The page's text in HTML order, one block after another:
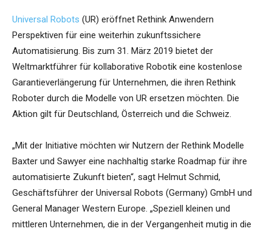
Universal Robots (UR) eröffnet Rethink Anwendern
Perspektiven für eine weiterhin zukunftssichere
Automatisierung. Bis zum 31. März 2019 bietet der
Weltmarktführer für kollaborative Robotik eine kostenlose
Garantieverlängerung für Unternehmen, die ihren Rethink
Roboter durch die Modelle von UR ersetzen möchten. Die
Aktion gilt für Deutschland, Österreich und die Schweiz.
„Mit der Initiative möchten wir Nutzern der Rethink Modelle
Baxter und Sawyer eine nachhaltig starke Roadmap für ihre
automatisierte Zukunft bieten“, sagt Helmut Schmid,
Geschäftsführer der Universal Robots (Germany) GmbH und
General Manager Western Europe. „Speziell kleinen und
mittleren Unternehmen, die in der Vergangenheit mutig in die